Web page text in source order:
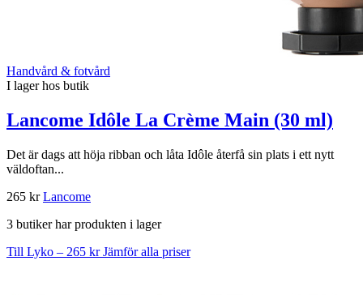
Handvård & fotvård
I lager hos butik
Lancome Idôle La Crème Main (30 ml)
Det är dags att höja ribban och låta Idôle återfå sin plats i ett nytt
väldoftan...
265 krLancome
3 butiker har produkten i lager
Till Lyko – 265 krJämför alla priser